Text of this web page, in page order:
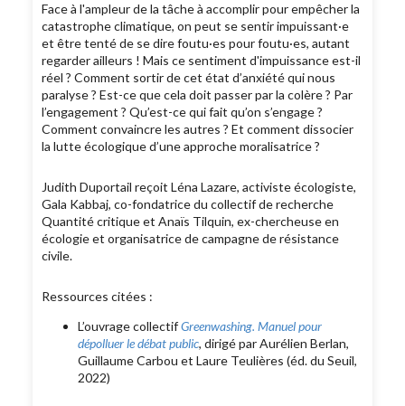
Face à l'ampleur de la tâche à accomplir pour empêcher la
catastrophe climatique, on peut se sentir impuissant·e
et être tenté de se dire foutu·es pour foutu·es, autant
regarder ailleurs ! Mais ce sentiment d'impuissance est-il
réel ? Comment sortir de cet état d’anxiété qui nous
paralyse ? Est-ce que cela doit passer par la colère ? Par
l’engagement ? Qu’est-ce qui fait qu’on s’engage ?
Comment convaincre les autres ? Et comment dissocier
la lutte écologique d’une approche moralisatrice ?
Judith Duportail reçoit Léna Lazare, activiste écologiste,
Gala Kabbaj, co-fondatrice du collectif de recherche
Quantité critique et Anaïs Tilquin, ex-chercheuse en
écologie et organisatrice de campagne de résistance
civile.
Ressources citées :
L’ouvrage collectifGreenwashing. Manuel pour
dépolluer le débat public, dirigé par Aurélien Berlan,
Guillaume Carbou et Laure Teulières (éd. du Seuil,
2022)